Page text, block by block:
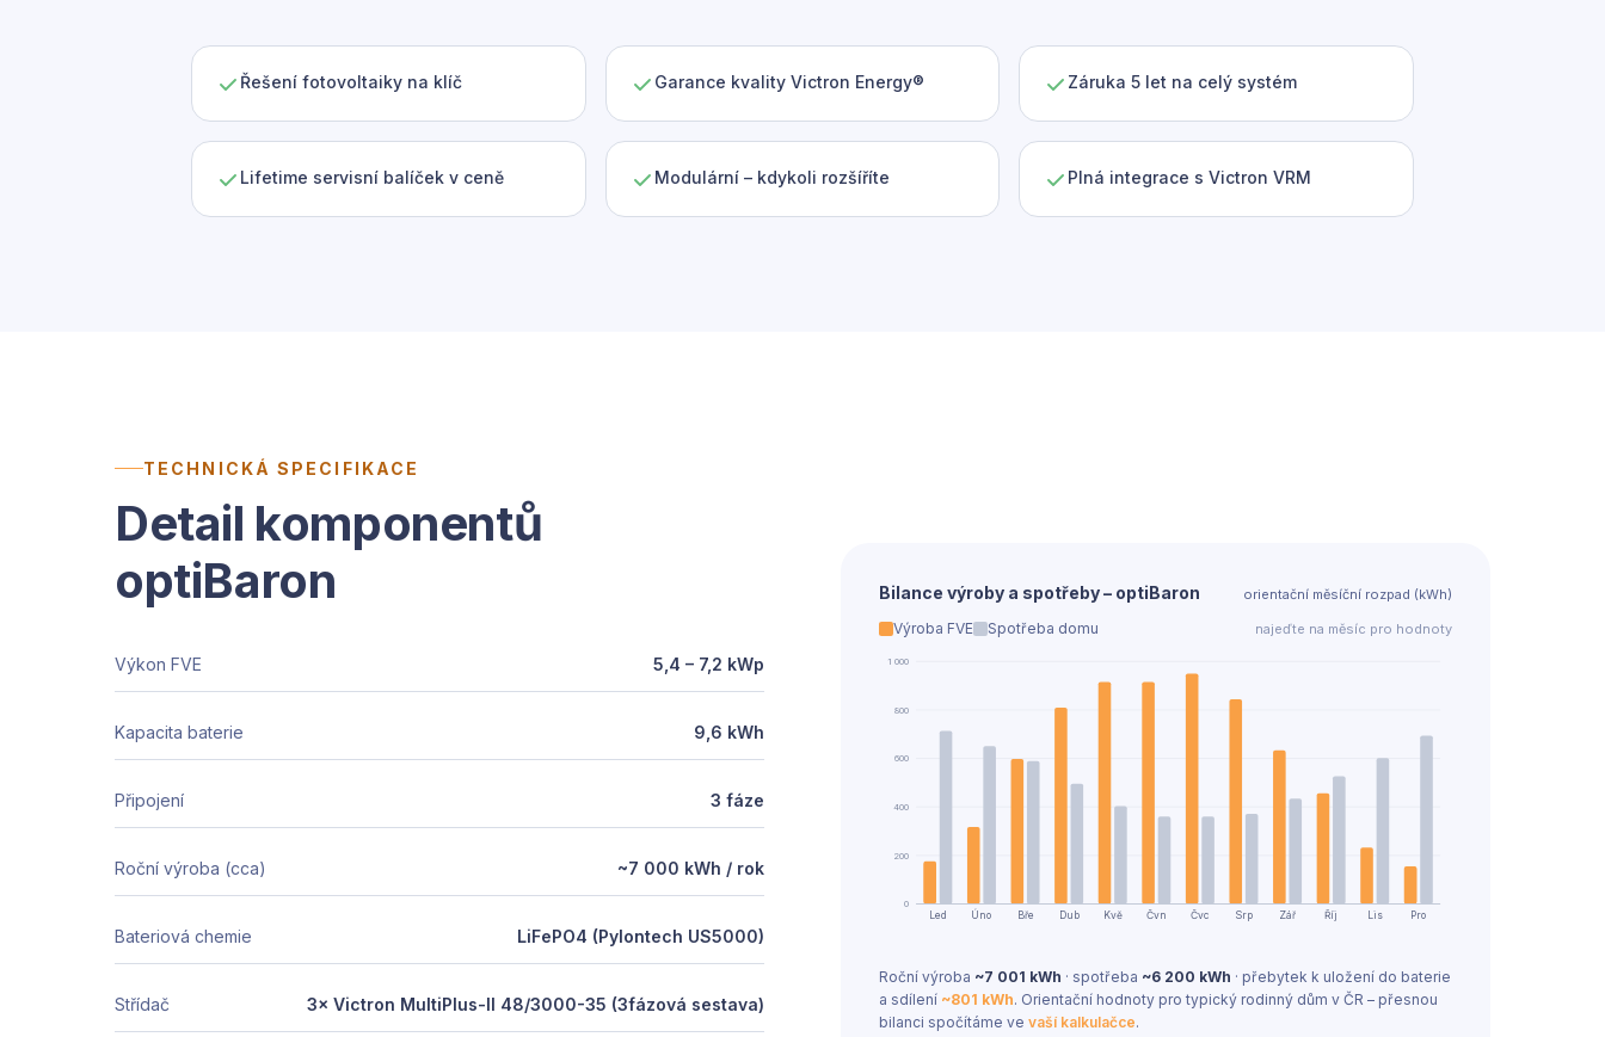
Řešení fotovoltaiky na klíč Garance kvality Victron Energy® Záruka 5 let na celý systém
Lifetime servisní balíček v ceně Modulární – kdykoli rozšíříte Plná integrace s Victron VRM
TECHNICKÁ SPECIFIKACE
Detail komponentů
optiBaron
Výkon FVE 5,4 – 7,2 kWp
Kapacita baterie 9,6 kWh
Připojení 3 fáze
Roční výroba (cca) ~7 000 kWh / rok
Bateriová chemie LiFePO4 (Pylontech US5000)
Střídač 3× Victron MultiPlus-II 48/3000-35 (3fázová sestava)
Bilance výroby a spotřeby – optiBaron orientační měsíční rozpad (kWh)
Výroba FVE Spotřeba domu najeďte na měsíc pro hodnoty
0
200
400
600
800
1 000
Led Úno Bře Dub Kvě Čvn Čvc Srp Zář Říj Lis Pro
Roční výroba ~7 001 kWh · spotřeba ~6 200 kWh · přebytek k uložení do baterie
a sdílení ~801 kWh. Orientační hodnoty pro typický rodinný dům v ČR – přesnou
bilanci spočítáme ve vaší kalkulačce.